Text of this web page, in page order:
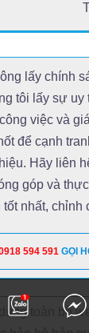
lấy chính
tôi lấy sự uy
việc và
để cạnh
Hãy liên
góp và
tốt nhất, chỉnh
594 591 GỌI
dung toàn bộ